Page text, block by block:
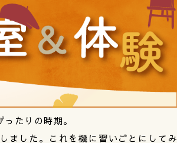
たりの時期。
ました。これを機に習いごとにしてみ